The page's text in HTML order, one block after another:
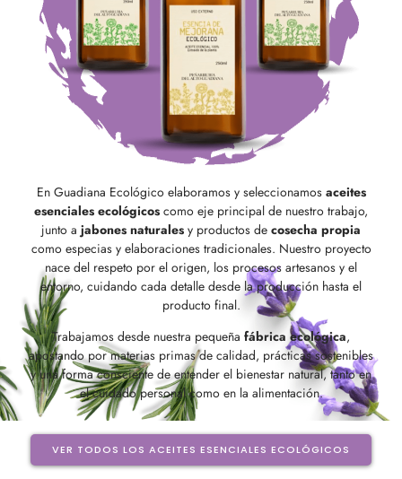
En Guadiana Ecológico elaboramos y seleccionamos aceites
esenciales ecológicos como eje principal de nuestro trabajo,
junto a jabones naturales y productos de cosecha propia
como especias y elaboraciones tradicionales. Nuestro proyecto
nace del respeto por el origen, los procesos artesanos y el
entorno, cuidando cada detalle desde la producción hasta el
producto final.
Trabajamos desde nuestra pequeña fábrica ecológica,
apostando por materias primas de calidad, prácticas sostenibles
y una forma consciente de entender el bienestar natural, tanto en
el cuidado personal como en la alimentación.
VER TODOS LOS ACEITES ESENCIALES ECOLÓGICOS